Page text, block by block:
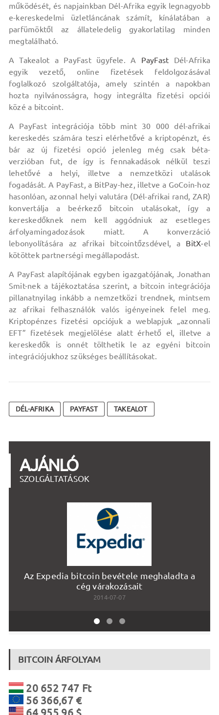
működését, és napjainkban Dél-Afrika egyik legnagyobb
e-kereskedelmi üzletláncának számít, kínálatában a
parfümöktől az állateledelig gyakorlatilag minden
megtalálható.
A Takealot a PayFast ügyfele. A PayFast Dél-Afrika
egyik vezető, online fizetések feldolgozásával
foglalkozó szolgáltatója, amely szintén a napokban
hozta nyilvánosságra, hogy integrálta fizetési opciói
közé a bitcoint.
A PayFast integrációja több mint 30 000 dél-afrikai
kereskedés számára teszi elérhetővé a kriptopénzt, és
bár az új fizetési opció jelenleg még csak béta-
verzióban fut, de így is fennakadások nélkül teszi
lehetővé a helyi, illetve a nemzetközi utalások
fogadását. A PayFast, a BitPay-hez, illetve a GoCoin-hoz
hasonlóan, azonnal helyi valutára (Dél-afrikai rand, ZAR)
konvertálja a beérkező bitcoin utalásokat, így a
kereskedőknek nem kell aggódniuk az esetleges
árfolyamingadozások miatt. A konverzáció
lebonyolítására az afrikai bitcointőzsdével, a BitX-el
kötöttek partnerségi megállapodást.
A PayFast alapítójának egyben igazgatójának, Jonathan
Smit-nek a tájékoztatása szerint, a bitcoin integrációja
pillanatnyilag inkább a nemzetközi trendnek, mintsem
az afrikai felhasználók valós igényeinek felel meg.
Kriptopénzes fizetési opciójuk a weblapjuk „azonnali
EFT” fizetések megjelölése alatt érhető el, illetve a
kereskedők is onnét tölthetik le az egyéni bitcoin
integrációjukhoz szükséges beállításokat.
DÉL-AFRIKA PAYFAST TAKEALOT
AJÁNLÓ
SZOLGÁLTATÁSOK
Az Expedia bitcoin bevétele meghaladta a
cég várakozásait
2014-07-07
BITCOIN ÁRFOLYAM
20 652 747 Ft
56 366,67 €